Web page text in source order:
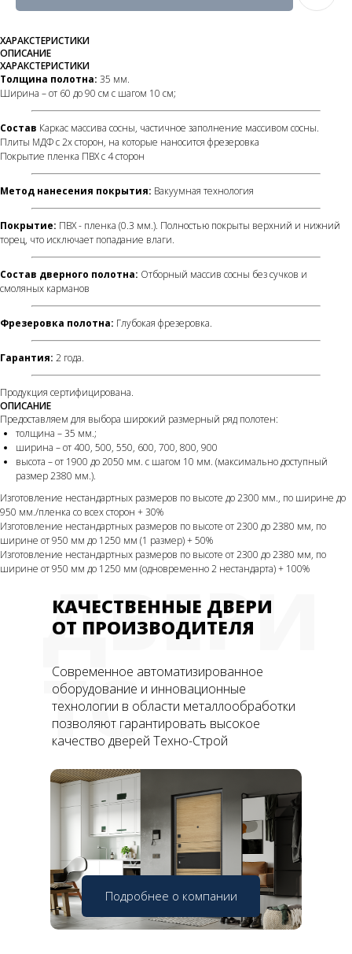
ХАРАКСТЕРИСТИКИ
ОПИСАНИЕ
ХАРАКСТЕРИСТИКИ
Толщина полотна: 35 мм.
Ширина – от 60 до 90 см с шагом 10 см;
Состав Каркас массива сосны, частичное заполнение массивом сосны.
Плиты МДФ с 2х сторон, на которые наносится фрезеровка
Покрытие пленка ПВХ с 4 сторон
Метод нанесения покрытия: Вакуумная технология
Покрытие: ПВХ - пленка (0.3 мм.). Полностью покрыты верхний и нижний
торец, что исключает попадание влаги.
Состав дверного полотна: Отборный массив сосны без сучков и
смоляных карманов
Фрезеровка полотна: Глубокая фрезеровка.
Гарантия: 2 года.
Продукция сертифицирована.
ОПИСАНИЕ
Предоставляем для выбора широкий размерный ряд полотен:
толщина – 35 мм.;
ширина – от 400, 500, 550, 600, 700, 800, 900
высота – от 1900 до 2050 мм. с шагом 10 мм. (максимально доступный
размер 2380 мм.).
Изготовление нестандартных размеров по высоте до 2300 мм., по ширине до
950 мм./пленка со всех сторон + 30%
Изготовление нестандартных размеров по высоте от 2300 до 2380 мм, по
ширине от 950 мм до 1250 мм (1 размер) + 50%
Изготовление нестандартных размеров по высоте от 2300 до 2380 мм, по
ширине от 950 мм до 1250 мм (одновременно 2 нестандарта) + 100%
ДВЕРИ
ТС
КАЧЕСТВЕННЫЕ ДВЕРИ
ОТ ПРОИЗВОДИТЕЛЯ
Подробнее о компании
Современное автоматизированное
оборудование и инновационные
технологии в области металлообработки
позволяют гарантировать высокое
качество дверей Техно-Строй